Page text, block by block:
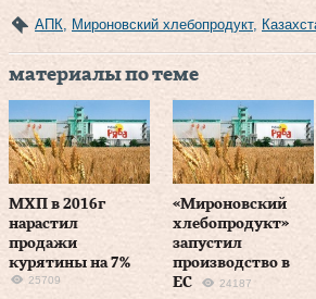
АПК Мироновский хлебопродукт,
материалы по теме
МХП в 2016г
нарастил
продажи
курятины на 7%
25709
«Мироновский
хлебопродукт»
запустил
производство в
ЕС
24187